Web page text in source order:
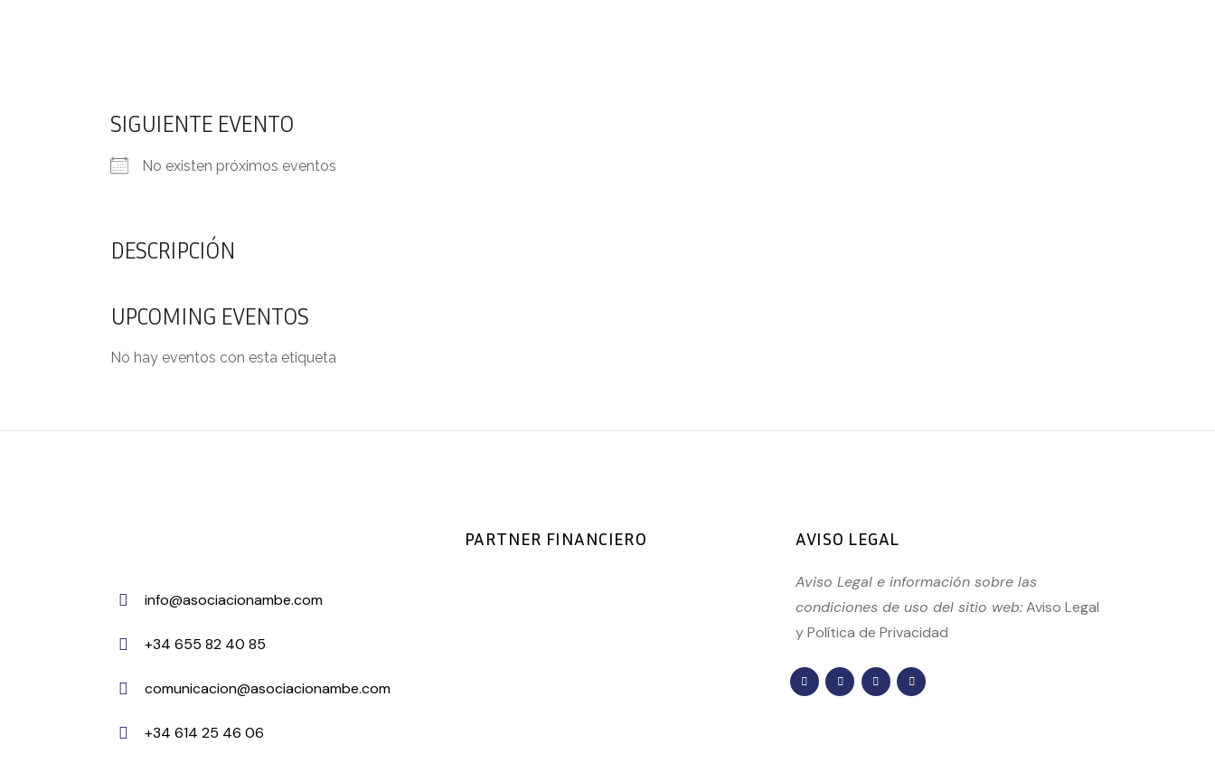
SIGUIENTE EVENTO
No existen próximos eventos
DESCRIPCIÓN
UPCOMING EVENTOS
No hay eventos con esta etiqueta
info@asociacionambe.com
+34 655 82 40 85
comunicacion@asociacionambe.com
+34 614 25 46 06
PARTNER FINANCIERO AVISO LEGAL
Aviso Legal e información sobre las
condiciones de uso del sitio web: Aviso Legal
yPolítica de Privacidad